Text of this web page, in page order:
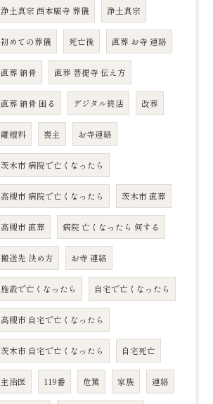
浄土真宗 西本願寺 葬儀 浄土真宗
初めての葬儀 死亡後 直葬 お寺 連絡
直葬 納骨 直葬 菩提寺 伝え方
直葬 納骨 困る デジタル終活 改葬
離檀料 喪主 お寺連絡
茨木市 病院で亡くなったら
高槻市 病院で亡くなったら 茨木市 直葬
高槻市 直葬 病院 亡くなったら 何する
搬送先 決め方 お寺 連絡
施設で亡くなったら 自宅で亡くなったら
高槻市 自宅で亡くなったら
茨木市 自宅で亡くなったら 自宅死亡
主治医 119番 危篤 家族 連絡